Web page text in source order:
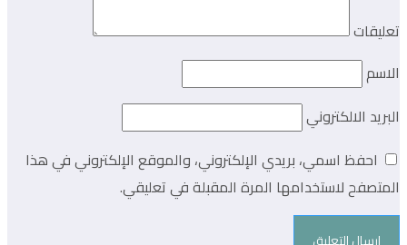
تعليقات
الاسم
البريد الالكتروني
احفظ اسمي، بريدي الإلكتروني، والموقع الإلكتروني في هذا
المتصفح لاستخدامها المرة المقبلة في تعليقي.